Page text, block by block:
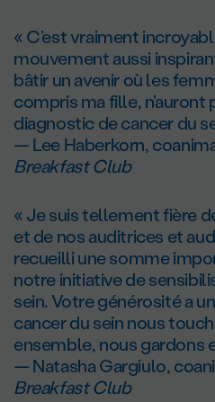
« C’est vraiment
mouvement aussi
bâtir un avenir où les
compris ma fille, n’auront
diagnostic de cancer du
— Lee Haberkorn,
Breakfast Club
« Je suis tellement fière
et de nos auditrices et
recueilli une somme
notre initiative de
sein. Votre générosité a
cancer du sein nous
ensemble, nous gardons
— Natasha Gargiulo,
Breakfast Club